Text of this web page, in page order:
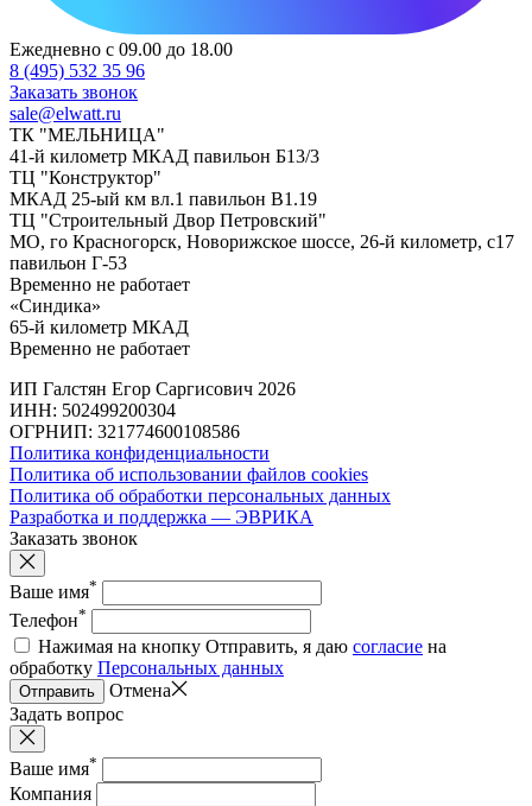
Ежедневно с 09.00 до 18.00
8 (495) 532 35 96
Заказать звонок
sale@elwatt.ru
ТК "МЕЛЬНИЦА"
41-й километр МКАД павильон Б13/3
ТЦ "Конструктор"
МКАД 25-ый км вл.1 павильон В1.19
ТЦ "Строительный Двор Петровский"
МО, го Красногорск, Новорижское шоссе, 26-й километр, с17
павильон Г-53
Временно не работает
«Синдика»
65-й километр МКАД
Временно не работает
ИП Галстян Егор Саргисович 2026
ИНН: 502499200304
ОГРНИП: 321774600108586
Политика конфиденциальности
Политика об использовании файлов cookies
Политика об обработки персональных данных
Разработка и поддержка — ЭВРИКА
Заказать звонок
Ваше имя*
Телефон*
Нажимая на кнопку Отправить, я даю согласие на
обработку Персональных данных
Отправить
Отмена
Задать вопрос
Ваше имя*
Компания